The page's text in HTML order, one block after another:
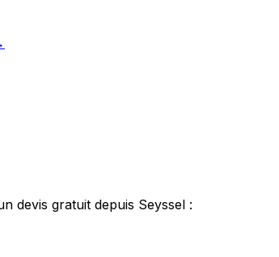
devis gratuit depuis Seyssel :